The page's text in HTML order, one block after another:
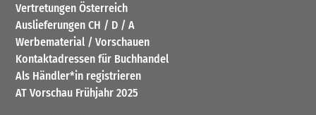
Vertretungen Österreich
Auslieferungen CH / D / A
Werbematerial / Vorschauen
Kontaktadressen für Buchhandel
Als Händler*in registrieren
AT Vorschau Frühjahr 2025